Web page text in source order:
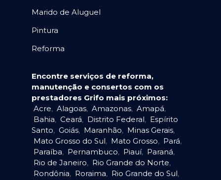
Marido de Aluguel
Pintura
Reforma
Encontre serviços de reforma,
manutenção e consertos com os
prestadores Grifo mais próximos:
Acre, Alagoas, Amazonas, Amapá,
Bahia, Ceará, Distrito Federal, Espírito
Santo, Goiás, Maranhão, Minas Gerais,
Mato Grosso do Sul, Mato Grosso, Pará,
Paraíba, Pernambuco, Piauí, Paraná,
Rio de Janeiro, Rio Grande do Norte,
Rondônia, Roraima, Rio Grande do Sul,